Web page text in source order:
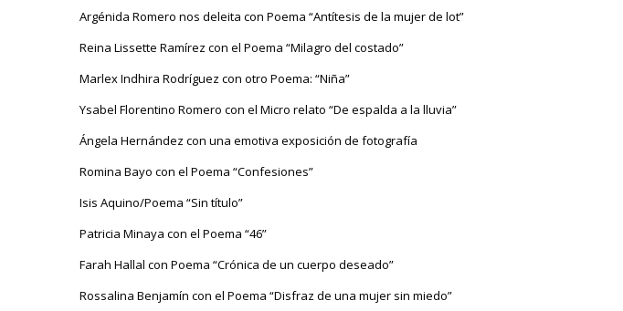
Argénida Romero nos deleita con Poema “Antítesis de la mujer de lot”
Reina Lissette Ramírez con el Poema “Milagro del costado”
Marlex Indhira Rodríguez con otro Poema: “Niña”
Ysabel Florentino Romero con el Micro relato “De espalda a la lluvia”
Ángela Hernández con una emotiva exposición de fotografía
Romina Bayo con el Poema “Confesiones”
Isis Aquino/Poema “Sin título”
Patricia Minaya con el Poema “46”
Farah Hallal con Poema “Crónica de un cuerpo deseado”
Rossalina Benjamín con el Poema “Disfraz de una mujer sin miedo”